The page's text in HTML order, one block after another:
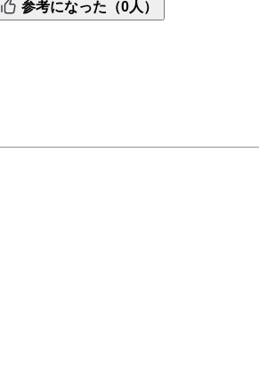
色買いましたが、こちらのホワイトの方が大活
参考になった（0人）